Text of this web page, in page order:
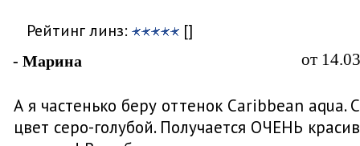
Рейтинг линз: []
- Марина от
А я частенько беру оттенок Caribbean aqua.
цвет серо-голубой. Получается ОЧЕНЬ